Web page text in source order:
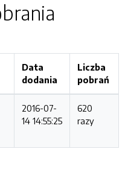
Data
dodania
Liczba
pobrań
2016-07-
14 14:55:25
620
razy